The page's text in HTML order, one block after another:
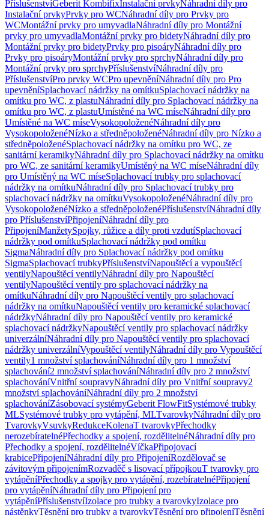
PříslušenstvíGeberit KombifixInstalační prvkyNáhradní díly pro
Instalační prvkyPrvky pro WCNáhradní díly pro Prvky pro
WCMontážní prvky pro umyvadlaNáhradní díly pro Montážní
prvky pro umyvadlaMontážní prvky pro bidetyNáhradní díly pro
Montážní prvky pro bidetyPrvky pro pisoáryNáhradní díly pro
Prvky pro pisoáryMontážní prvky pro sprchyNáhradní díly pro
Montážní prvky pro sprchyPříslušenstvíNáhradní díly pro
PříslušenstvíPro prvky WCPro upevněníNáhradní díly pro Pro
upevněníSplachovací nádržky na omítkuSplachovací nádržky na
omítku pro WC, z plastuNáhradní díly pro Splachovací nádržky na
omítku pro WC, z plastuUmístěné na WC míseNáhradní díly pro
Umístěné na WC míseVysokopoloženéNáhradní díly pro
VysokopoloženéNízko a středněpoloženéNáhradní díly pro Nízko a
středněpoloženéSplachovací nádržky na omítku pro WC, ze
sanitární keramikyNáhradní díly pro Splachovací nádržky na omítku
pro WC, ze sanitární keramikyUmístěný na WC míseNáhradní díly
pro Umístěný na WC míseSplachovací trubky pro splachovací
nádržky na omítkuNáhradní díly pro Splachovací trubky pro
splachovací nádržky na omítkuVysokopoloženéNáhradní díly pro
VysokopoloženéNízko a středněpoloženéPříslušenstvíNáhradní díly
pro PříslušenstvíPřipojeníNáhradní díly pro
PřipojeníManžetySpojky, růžice a díly proti vzdutíSplachovací
nádržky pod omítkuSplachovací nádržky pod omítku
SigmaNáhradní díly pro Splachovací nádržky pod omítku
SigmaSplachovací trubkyPříslušenstvíNapouštěcí a vypouštěcí
ventilyNapouštěcí ventilyNáhradní díly pro Napouštěcí
ventilyNapouštěcí ventily pro splachovací nádržky na
omítkuNáhradní díly pro Napouštěcí ventily pro splachovací
nádržky na omítkuNapouštěcí ventily pro keramické splachovací
nádržkyNáhradní díly pro Napouštěcí ventily pro keramické
splachovací nádržkyNapouštěcí ventily pro splachovací nádržky
univerzálníNáhradní díly pro Napouštěcí ventily pro splachovací
nádržky univerzálníVypouštěcí ventilyNáhradní díly pro Vypouštěcí
ventily1 množství splachováníNáhradní díly pro 1 množství
splachování2 množství splachováníNáhradní díly pro 2 množství
splachováníVnitřní soupravyNáhradní díly pro Vnitřní soupravy2
množství splachováníNáhradní díly pro 2 množství
splachováníZásobovací systémyGeberit FlowFitSystémové trubky
MLSystémové trubky pro vytápění, MLTvarovkyNáhradní díly pro
TvarovkyVsuvkyRedukceKolenaT tvarovkyPřechodky
nerozebíratelnéPřechodky a spojení, rozdělitelnéNáhradní díly pro
Přechodky a spojení, rozdělitelnéVíčkaPřipojovací
krabicePřipojeníNáhradní díly pro PřipojeníRozdělovač se
závitovým připojenímRozvaděč s lisovací přípojkouT tvarovky pro
vytápěníPřechodky a spojky pro vytápění, rozebíratelnéPřipojení
pro vytápěníNáhradní díly pro Připojení pro
vytápěníPříslušenstvíIzolace pro trubky a tvarovkyIzolace pro
nástěnkyTěsnění pro trubky a tvarovkyTěsnění pro připojeníTěsnění